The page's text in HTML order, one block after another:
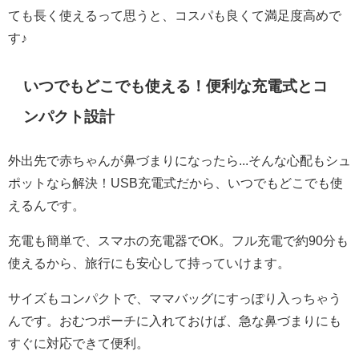
ても長く使えるって思うと、コスパも良くて満足度高めで
す♪
いつでもどこでも使える！便利な充電式とコ
ンパクト設計
外出先で赤ちゃんが鼻づまりになったら...そんな心配もシュ
ポットなら解決！USB充電式だから、いつでもどこでも使
えるんです。
充電も簡単で、スマホの充電器でOK。フル充電で約90分も
使えるから、旅行にも安心して持っていけます。
サイズもコンパクトで、ママバッグにすっぽり入っちゃう
んです。おむつポーチに入れておけば、急な鼻づまりにも
すぐに対応できて便利。